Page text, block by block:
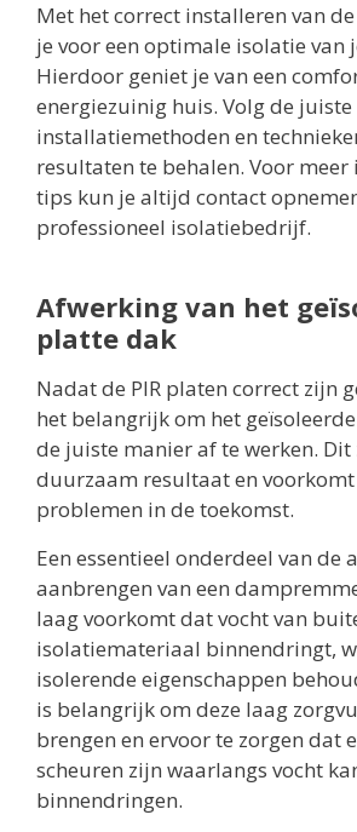
Met het correct installeren van
je voor een optimale isolatie van
Hierdoor geniet je van een
energiezuinig huis. Volg de juiste
installatiemethoden en
resultaten te behalen. Voor
tips kun je altijd contact
professioneel isolatiebedrijf.
Afwerking van het
platte dak
Nadat de PIR platen correct zijn
het belangrijk om het
de juiste manier af te werken. Dit
duurzaam resultaat en
problemen in de toekomst.
Een essentieel onderdeel van de
aanbrengen van een
laag voorkomt dat vocht van
isolatiemateriaal binnendringt,
isolerende eigenschappen
is belangrijk om deze laag
brengen en ervoor te zorgen dat
scheuren zijn waarlangs vocht
binnendringen.